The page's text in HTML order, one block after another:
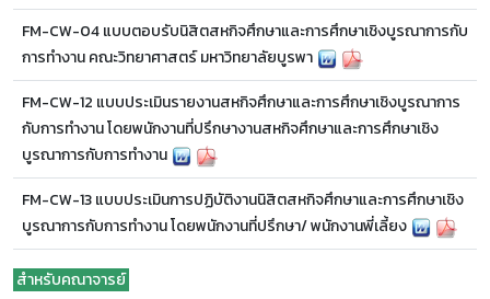
FM-CW-04 แบบตอบรับนิสิตสหกิจศึกษาและการศึกษาเชิงบูรณาการกับ
การทำงาน คณะวิทยาศาสตร์ มหาวิทยาลัยบูรพา
FM-CW-12 แบบประเมินรายงานสหกิจศึกษาและการศึกษาเชิงบูรณาการ
กับการทำงาน โดยพนักงานที่ปรึกษางานสหกิจศึกษาและการศึกษาเชิง
บูรณาการกับการทำงาน
FM-CW-13 แบบประเมินการปฏิบัติงานนิสิตสหกิจศึกษาและการศึกษาเชิง
บูรณาการกับการทำงาน โดยพนักงานที่ปรึกษา/ พนักงานพี่เลี้ยง
สำหรับคณาจารย์